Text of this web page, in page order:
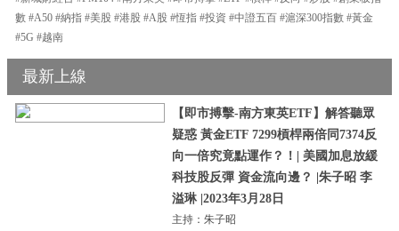
數 #A50 #納指 #美股 #港股 #A股 #恆指 #投資 #中證五百 #滬深300指數 #黃金
#5G #越南
最新上線
【即市搏擊-南方東英ETF】解答聽眾
疑惑 黃金ETF 7299槓桿兩倍同7374反
向一倍究竟點運作？！| 美國加息放緩
科技股反彈 資金流向邊？ |朱子昭 李
溢琳 |2023年3月28日
主持：朱子昭